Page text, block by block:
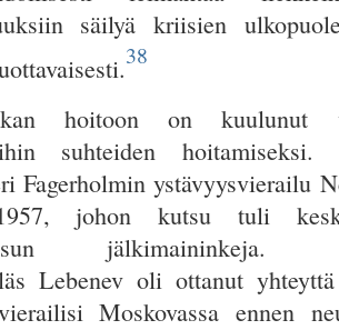
säilyä kriisien
38
hoitoon on kuulunut
suhteiden
Fagerholmin ystävyysvierailu
johon kutsu tuli
jälkimaininkeja.
Lebenev oli ottanut
Moskovassa ennen